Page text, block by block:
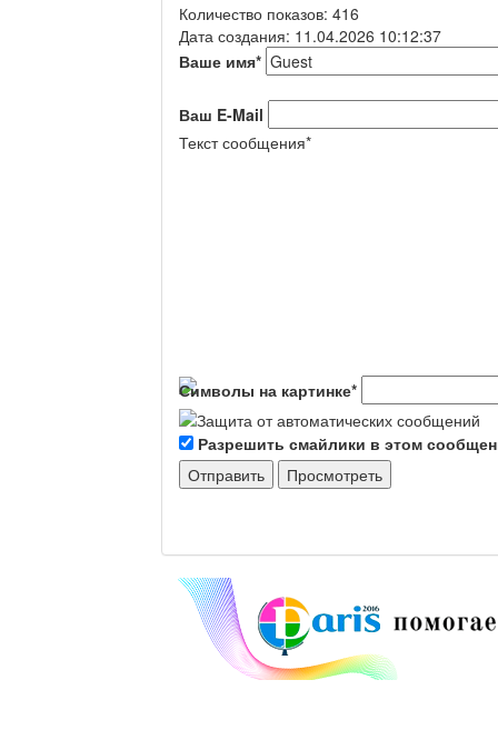
Количество показов: 416
Дата создания: 11.04.2026 10:12:37
Ваше имя*
Ваш E-Mail
Текст сообщения*
Символы на картинке*
Разрешить смайлики в этом